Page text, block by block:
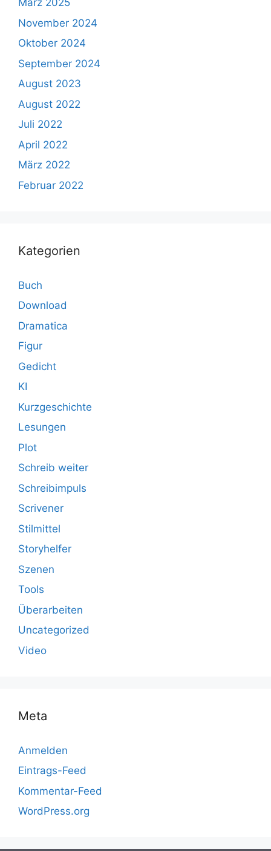
März 2025
November 2024
Oktober 2024
September 2024
August 2023
August 2022
Juli 2022
April 2022
März 2022
Februar 2022
Kategorien
Buch
Download
Dramatica
Figur
Gedicht
KI
Kurzgeschichte
Lesungen
Plot
Schreib weiter
Schreibimpuls
Scrivener
Stilmittel
Storyhelfer
Szenen
Tools
Überarbeiten
Uncategorized
Video
Meta
Anmelden
Eintrags-Feed
Kommentar-Feed
WordPress.org